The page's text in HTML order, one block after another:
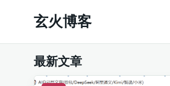
玄火博客
最新文章